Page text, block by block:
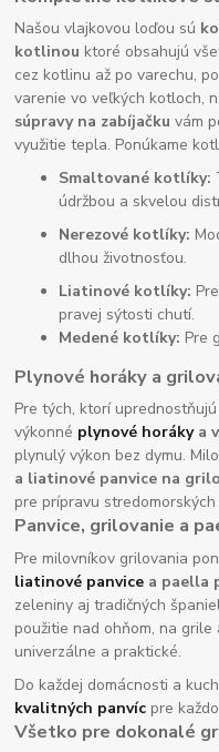
Našou vlajkovou loďou sú
kotlinou ktoré obsahujú
cez kotlinu až po varechu,
varenie vo veľkých kotloch,
súpravy na zabíjačku vám
využitie tepla. Ponúkame
Smaltované kotlíky:
údržbou a skvelou
Nerezové kotlíky:
dlhou životnosťou.
Liatinové kotlíky:
pravej sýtosti chutí.
Medené kotlíky: Pre
Plynové horáky a
Pre tých, ktorí
výkonné plynové horákya
plynulý výkon bez dymu.
a liatinové panvice na
pre prípravu
Panvice, grilovanie a
Pre milovníkov grilovania
liatinové panvice a paella
zeleniny aj tradičných
použitie nad ohňom, na grile
univerzálne a praktické.
Do každej domácnosti a
kvalitných panvíc pre
Všetko pre dokonalé